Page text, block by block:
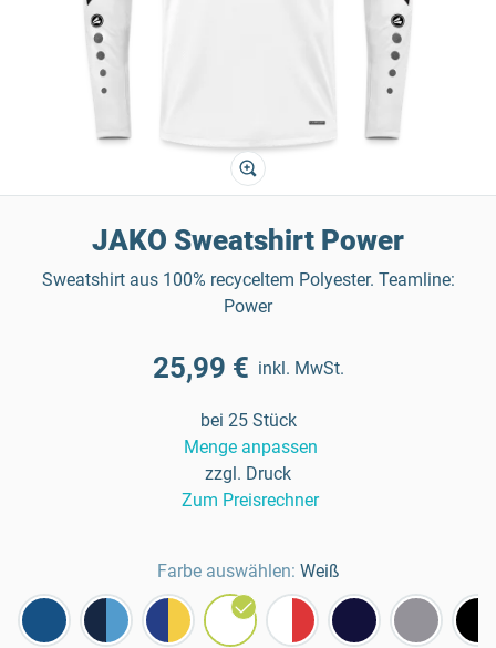
JAKO Sweatshirt Power
Sweatshirt aus 100% recyceltem Polyester. Teamline:
Power
25,99 € inkl. MwSt.
bei 25 Stück
Menge anpassen
zzgl. Druck
Zum Preisrechner
Farbe auswählen: Weiß